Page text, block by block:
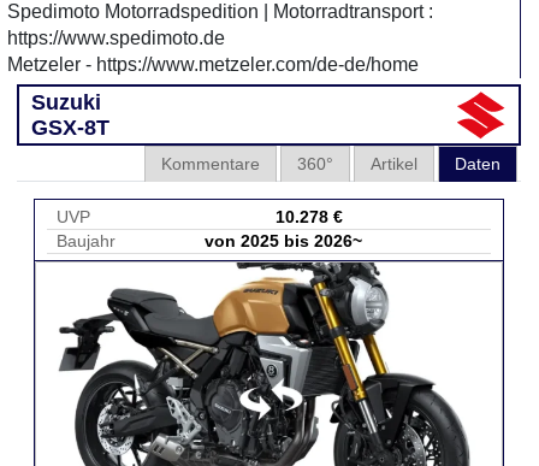
Spedimoto Motorradspedition | Motorradtransport :
https://www.spedimoto.de
Metzeler - https://www.metzeler.com/de-de/home
Suzuki
GSX-8T
Daten
Artikel
360°
Kommentare
UVP
10.278 €
Baujahr
von 2025 bis 2026~